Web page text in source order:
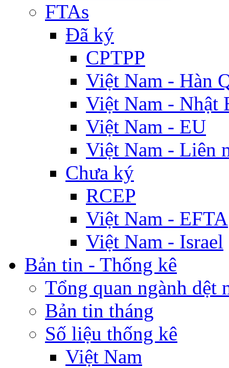
FTAs
Đã ký
CPTPP
Việt Nam - Hàn
Việt Nam - Nhật
Việt Nam - EU
Việt Nam - Liên
Chưa ký
RCEP
Việt Nam - EFTA
Việt Nam - Israel
Bản tin - Thống kê
Tổng quan ngành dệt
Bản tin tháng
Số liệu thống kê
Việt Nam